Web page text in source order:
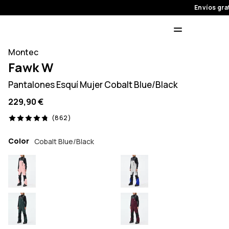
Envíos
Montec
Fawk W
Pantalones Esquí Mujer Cobalt Blue/Black
229,90 €
(862)
862 opiniones, 4.8/5
Color Cobalt Blue/Black